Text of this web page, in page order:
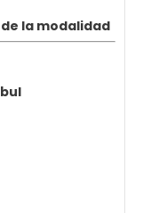
la modalidad